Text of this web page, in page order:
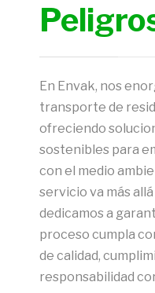
En Envak, nos
transporte de
ofreciendo
sostenibles para
con el medio
servicio va más
dedicamos a
proceso cumpla
de calidad,
responsabilidad